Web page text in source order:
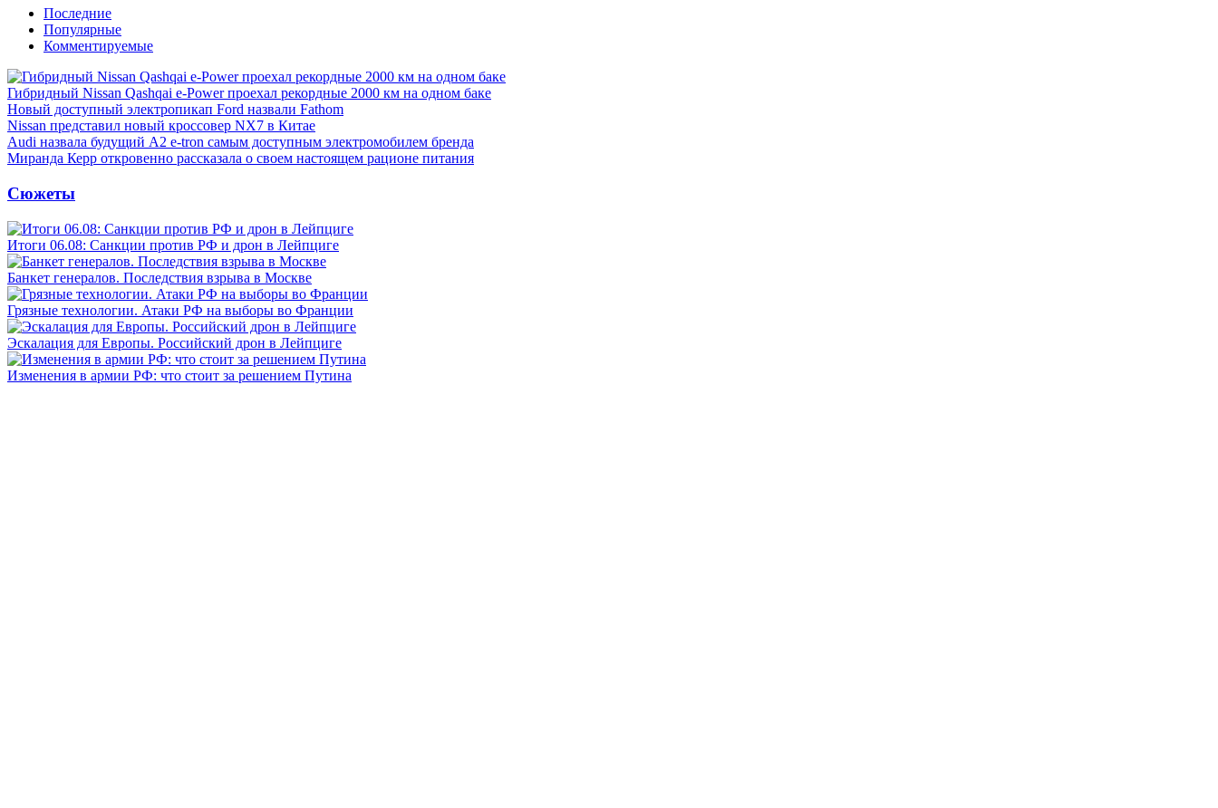
Последние
Популярные
Комментируемые
Гибридный Nissan Qashqai e-Power проехал рекордные 2000 км на одном баке
Новый доступный электропикап Ford назвали Fathom
Nissan представил новый кроссовер NX7 в Китае
Audi назвала будущий A2 e-tron самым доступным электромобилем бренда
Миранда Керр откровенно рассказала о своем настоящем рационе питания
Сюжеты
Итоги 06.08: Санкции против РФ и дрон в Лейпциге
Банкет генералов. Последствия взрыва в Москве
Грязные технологии. Атаки РФ на выборы во Франции
Эскалация для Европы. Российский дрон в Лейпциге
Изменения в армии РФ: что стоит за решением Путина